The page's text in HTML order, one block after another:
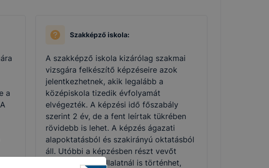
a
Szakképző iskola:
A szakképző iskola kizárólag szakmai
vizsgára felkészítő képzéseire azok
jelentkezhetnek, akik legalább a
középiskola tizedik évfolyamát
elvégezték. A képzési idő főszabály
szerint 2 év, de a fent leírtak tükrében
rövidebb is lehet. A képzés ágazati
alapoktatásból és szakirányú oktatásból
áll. Utóbbi a képzésben részt vevőt
foglalkoztató vállalatnál is történhet,